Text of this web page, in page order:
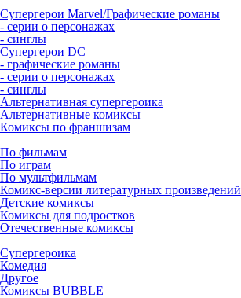
Супергерои Marvel/Графические романы
- серии о персонажах
- синглы
Супергерои DC
- графические романы
- серии о персонажах
- синглы
Альтернативная супергероика
Альтернативные комиксы
Комиксы по франшизам
По фильмам
По играм
По мультфильмам
Комикс-версии литературных произведений
Детские комиксы
Комиксы для подростков
Отечественные комиксы
Супергероика
Комедия
Другое
Комиксы BUBBLE